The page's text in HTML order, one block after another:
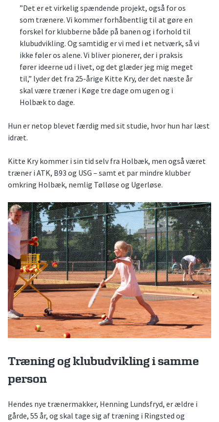
”Det er et virkelig spændende projekt, også for os
som trænere. Vi kommer forhåbentlig til at gøre en
forskel for klubberne både på banen og i forhold til
klubudvikling. Og samtidig er vi med i et netværk, så vi
ikke føler os alene. Vi bliver pionerer, der i praksis
fører ideerne ud i livet, og det glæder jeg mig meget
til,” lyder det fra 25-årige Kitte Kry, der det næste år
skal være træner i Køge tre dage om ugen og i
Holbæk to dage.
Hun er netop blevet færdig med sit studie, hvor hun har læst
idræt.
Kitte Kry kommer i sin tid selv fra Holbæk, men også været
træner i ATK, B93 og USG – samt et par mindre klubber
omkring Holbæk, nemlig Tølløse og Ugerløse.
Træning og klubudvikling i samme
person
Hendes nye trænermakker, Henning Lundsfryd, er ældre i
gårde, 55 år, og skal tage sig af træning i Ringsted og